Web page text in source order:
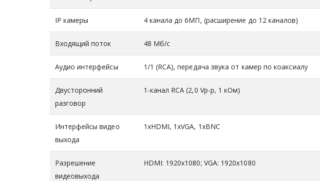
IP камеры 4 канала до 6МП, (расширение до 12 каналов)
Входящий поток 48 Мб/с
Аудио интерфейсы 1/1 (RCA), передача звука от камер по коаксиалу
Двусторонний
разговор
1-канал RCA (2,0 Vp-p, 1 кОм)
Интерфейсы видео
выхода
1хHDMI, 1хVGA, 1хBNC
Разрешение
видеовыхода
HDMI: 1920x1080; VGA: 1920x1080